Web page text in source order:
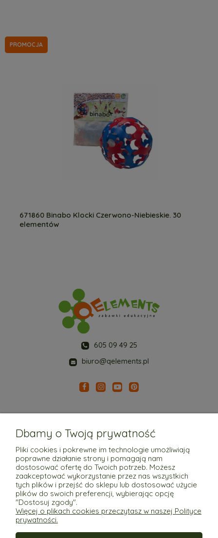
671860 Binabo Klocki Czerwono-Niebieskie. 30
elementów
PROMOCJA
Pomoc
Moje konto
Płatności i dostawa
605 09 49 25
biuro@qelements.pl
Dbamy o Twoją prywatność
Pliki cookies i pokrewne im technologie umożliwiają
poprawne działanie strony i pomagają nam
dostosować ofertę do Twoich potrzeb. Możesz
zaakceptować wykorzystanie przez nas wszystkich
tych plików i przejść do sklepu lub dostosować użycie
plików do swoich preferencji, wybierając opcję
"Dostosuj zgody".
Więcej o plikach cookies przeczytasz w naszej Polityce
prywatności.